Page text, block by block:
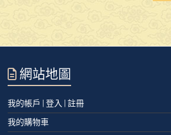
網站地圖
我的帳戶 | 登入 | 註冊
我的購物車